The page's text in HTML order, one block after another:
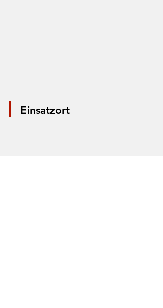
Einsatzort